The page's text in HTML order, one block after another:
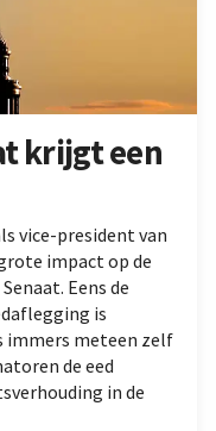
krijgt een
vice-president van
impact op de
Eens de
is
immers meteen zelf
de eed
in de